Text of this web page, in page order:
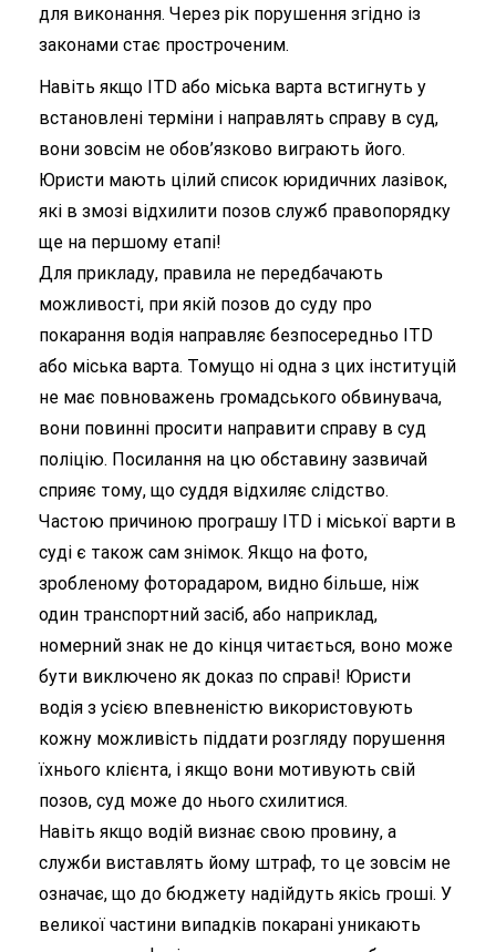
для виконання. Через рік порушення згідно із
законами стає простроченим.
Навіть якщо ITD або міська варта встигнуть у
встановлені терміни і направлять справу в суд,
вони зовсім не обов’язково виграють його.
Юристи мають цілий список юридичних лазівок,
які в змозі відхилити позов служб правопорядку
ще на першому етапі!
Для прикладу, правила не передбачають
можливості, при якій позов до суду про
покарання водія направляє безпосередньо ITD
або міська варта. Томущо ні одна з цих інституцій
не має повноважень громадського обвинувача,
вони повинні просити направити справу в суд
поліцію. Посилання на цю обставину зазвичай
сприяє тому, що суддя відхиляє слідство.
Частою причиною програшу ITD і міської варти в
суді є також сам знімок. Якщо на фото,
зробленому фоторадаром, видно більше, ніж
один транспортний засіб, або наприклад,
номерний знак не до кінця читається, воно може
бути виключено як доказ по справі! Юристи
водія з усією впевненістю використовують
кожну можливість піддати розгляду порушення
їхнього клієнта, і якщо вони мотивують свій
позов, суд може до нього схилитися.
Навіть якщо водій визнає свою провину, а
служби виставлять йому штраф, то це зовсім не
означає, що до бюджету надійдуть якісь гроші. У
великої частини випадків покарані уникають